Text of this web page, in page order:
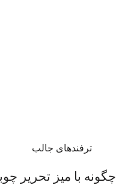
ترفندهای جالب
چگونه با میز تحریر